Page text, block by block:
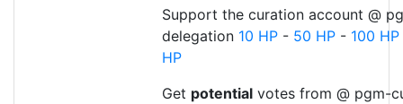
Support the curation account @
delegation 10 HP - 50 HP - 100 HP
HP
Get potential votes from @ pgm-